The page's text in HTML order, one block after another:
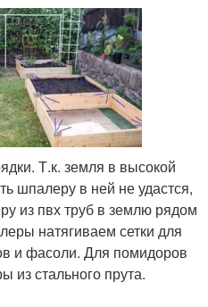
Т.к. земля в высокой
шпалеру в ней не удастся,
из пвх труб в землю рядом
натягиваем сетки для
и фасоли. Для помидоров
из стального прута.